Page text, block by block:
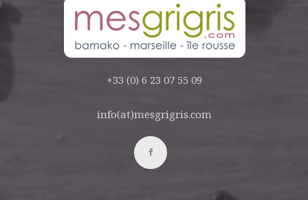
+33 (0) 6 23 07 55 09
info(at)mesgrigris.com